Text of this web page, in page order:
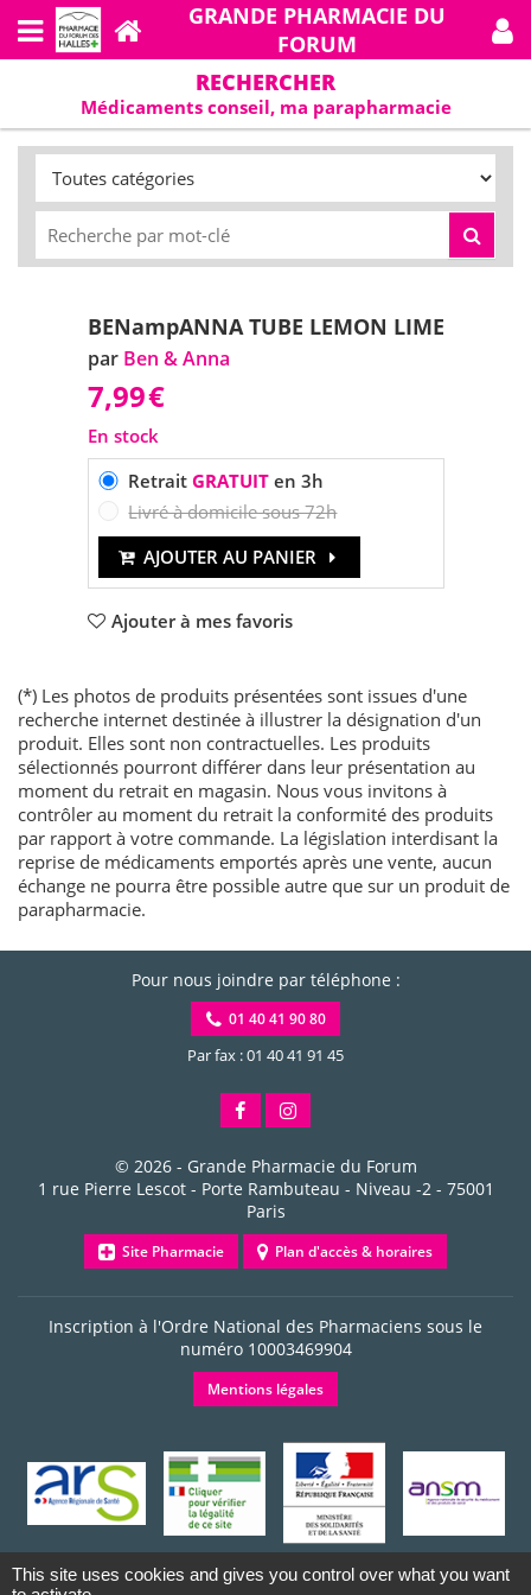
GRANDE PHARMACIE DU
FORUM
RECHERCHER
Médicaments conseil, ma parapharmacie
BENampANNA TUBE LEMON LIME
par Ben & Anna
7,99€
En stock
RetraitGRATUIT en 3h
Livré à domicile sous 72h
AJOUTER AU PANIER
Ajouter à mes favoris
(*) Les photos de produits présentées sont issues d'une
recherche internet destinée à illustrer la désignation d'un
produit. Elles sont non contractuelles. Les produits
sélectionnés pourront différer dans leur présentation au
moment du retrait en magasin. Nous vous invitons à
contrôler au moment du retrait la conformité des produits
par rapport à votre commande. La législation interdisant la
reprise de médicaments emportés après une vente, aucun
échange ne pourra être possible autre que sur un produit de
parapharmacie.
Pour nous joindre par téléphone :
01 40 41 90 80
Par fax : 01 40 41 91 45
© 2026 - Grande Pharmacie du Forum
1 rue Pierre Lescot - Porte Rambuteau - Niveau -2- 75001
Paris
Site Pharmacie Plan d'accès & horaires
Inscription à l'Ordre National des Pharmaciens sous le
numéro 10003469904
Mentions légales
This site uses cookies and gives you control over what you want